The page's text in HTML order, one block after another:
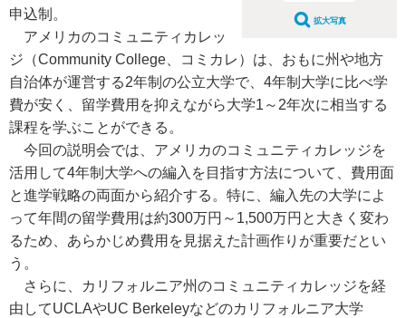
拡大写真
申込制。
アメリカのコミュニティカレッ
ジ（Community College、コミカレ）は、おもに州や地方
自治体が運営する2年制の公立大学で、4年制大学に比べ学
費が安く、留学費用を抑えながら大学1～2年次に相当する
課程を学ぶことができる。
今回の説明会では、アメリカのコミュニティカレッジを
活用して4年制大学への編入を目指す方法について、費用面
と進学戦略の両面から紹介する。特に、編入先の大学によ
って年間の留学費用は約300万円～1,500万円と大きく変わ
るため、あらかじめ費用を見据えた計画作りが重要だとい
う。
さらに、カリフォルニア州のコミュニティカレッジを経
由してUCLAやUC Berkeleyなどのカリフォルニア大学